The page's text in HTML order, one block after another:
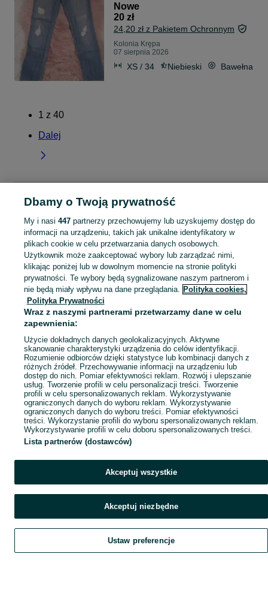
Nowe
20 zł
24,20 zł z Pakietem Ochronnym
Kolonia Krępa
07 sierpnia 2026
XS / 34 Niebieski Bawełna
1 z 40
Dalej
Strona główna Mazowieckie Kolonia Krępa
KATEGORIA
Skorzystaj z największego serwisu ogłoszeniowego - Kolonia Krępa i okolice! Kupuj to, czego pragniesz i sprzedawaj to, czego już nie potrzebujesz! Zobacz
Mapa kategorii
Mapa miejscowości
Szukaj Obserwujesz Dodaj Czat Konto
Dbamy o Twoją prywatność
My i nasi 447partnerzy przechowujemy lub uzyskujemy dostęp do
informacji na urządzeniu, takich jak unikalne identyfikatory w
plikach cookie w celu przetwarzania danych osobowych.
Użytkownik może zaakceptować wybory lub zarządzać nimi,
klikając poniżej lub w dowolnym momencie na stronie polityki
prywatności. Te wybory będą sygnalizowane naszym partnerom i
nie będą miały wpływu na dane przeglądania. Polityka cookies,
Polityka Prywatności
Wraz z naszymi partnerami przetwarzamy dane w celu
zapewnienia:
Użycie dokładnych danych geolokalizacyjnych. Aktywne
skanowanie charakterystyki urządzenia do celów identyfikacji.
Rozumienie odbiorców dzięki statystyce lub kombinacji danych z
różnych źródeł. Przechowywanie informacji na urządzeniu lub
dostęp do nich. Pomiar efektywności reklam. Rozwój i ulepszanie
usług. Tworzenie profili w celu personalizacji treści. Tworzenie
profili w celu spersonalizowanych reklam. Wykorzystywanie
ograniczonych danych do wyboru reklam. Wykorzystywanie
ograniczonych danych do wyboru treści. Pomiar efektywności
treści. Wykorzystanie profili do wyboru spersonalizowanych reklam.
Wykorzystywanie profili w celu doboru spersonalizowanych treści.
Lista partnerów (dostawców)
Akceptuj wszystkie
Akceptuj niezbędne
Ustaw preferencje